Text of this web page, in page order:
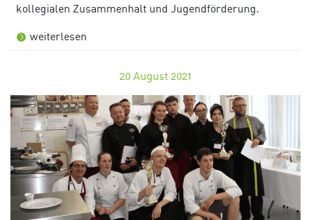
kollegialen Zusammenhalt und Jugendförderung.
weiterlesen
20 August 2021